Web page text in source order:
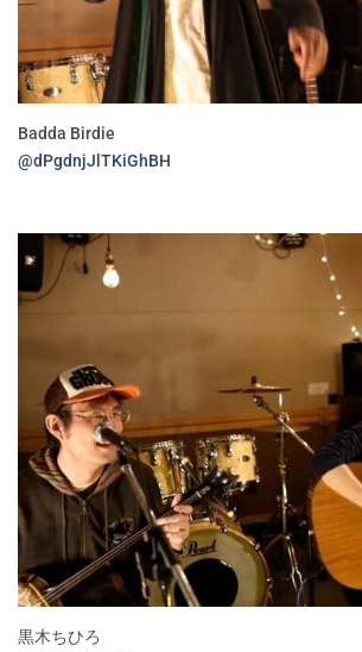
Badda Birdie
@dPgdnjJlTKiGhBH
黒木ちひろ